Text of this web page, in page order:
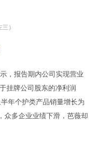
）
，报告期内公司实现营业
挂牌公司股东的净利润
年个护类产品销量增长为
众多企业业绩下滑，芭薇却